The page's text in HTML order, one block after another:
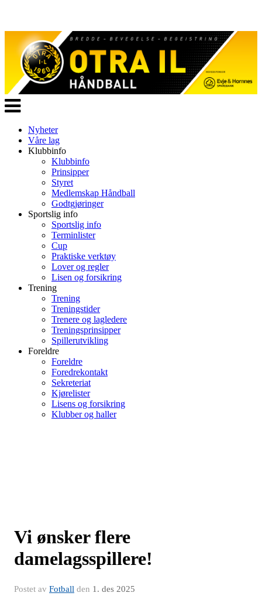
Veksle
navigasjon
Nyheter
Våre lag
Klubbinfo
Klubbinfo
Prinsipper
Styret
Medlemskap Håndball
Godtgjøringer
Sportslig info
Sportslig info
Terminlister
Cup
Praktiske verktøy
Lover og regler
Lisen og forsikring
Trening
Trening
Treningstider
Trenere og lagledere
Treningsprinsipper
Spillerutvikling
Foreldre
Foreldre
Foredrekontakt
Sekreteriat
Kjørelister
Lisens og forsikring
Klubber og haller
Vi ønsker flere
damelagsspillere!
Postet av Fotball den 1. des 2025